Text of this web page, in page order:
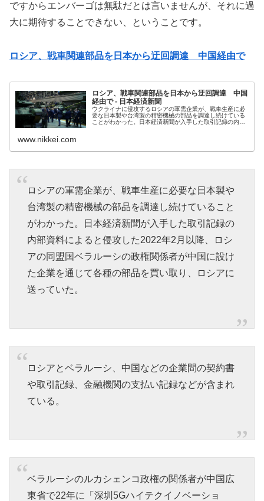
ですからエンバーゴは無駄だとは言いませんが、それに過
大に期待することできない、ということです。
ロシア、戦車関連部品を日本から迂回調達 中国経由で
ロシア、戦車関連部品を日本から迂回調達 中国
経由で - 日本経済新聞
ウクライナに侵攻するロシアの軍需企業が、戦車生産に必
要な日本製や台湾製の精密機械の部品を調達し続けている
ことがわかった。日本経済新聞が入手した取引記録の内部
www.nikkei.com
ロシアの軍需企業が、戦車生産に必要な日本製や
台湾製の精密機械の部品を調達し続けていること
がわかった。日本経済新聞が入手した取引記録の
内部資料によると侵攻した2022年2月以降、ロシ
アの同盟国ベラルーシの政権関係者が中国に設け
た企業を通じて各種の部品を買い取り、ロシアに
送っていた。
ロシアとベラルーシ、中国などの企業間の契約書
や取引記録、金融機関の支払い記録などが含まれ
ている。
ベラルーシのルカシェンコ政権の関係者が中国広
東省で22年に「深圳5Gハイテクイノベーショ